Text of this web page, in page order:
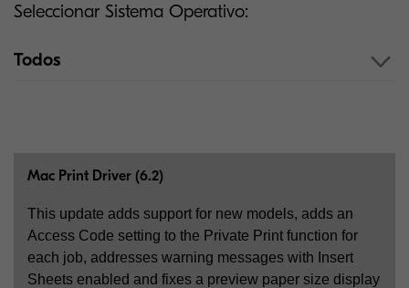
Seleccionar Sistema Operativo:
Todos
Mac Print Driver (6.2)
This update adds support for new models, adds an
Access Code setting to the Private Print function for
each job, addresses warning messages with Insert
Sheets enabled and fixes a preview paper size display